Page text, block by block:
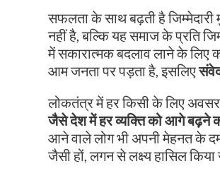
सफलता के साथ बढ़ती है
नहीं है, बल्कि यह समाज के प्रति
में सकारात्मक बदलाव लाने के लिए
आम जनता पर पड़ता है, इसलिए
लोकतंत्र में हर किसी के लिए
जैसे देश में हर व्यक्ति को आगे बढ़ने
आने वाले लोग भी अपनी मेहनत के
जैसी हों, लगन से लक्ष्य हासिल